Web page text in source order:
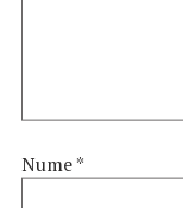
Nume*